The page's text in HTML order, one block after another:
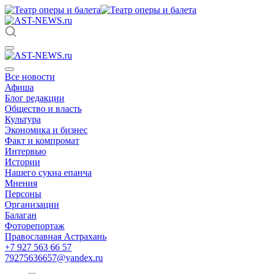
Все новости
Афиша
Блог редакции
Общество и власть
Культура
Экономика и бизнес
Факт и компромат
Интервью
Истории
Нашего сукна епанча
Мнения
Персоны
Организации
Балаган
Фоторепортаж
Православная Астрахань
+7 927 563 66 57
79275636657@yandex.ru